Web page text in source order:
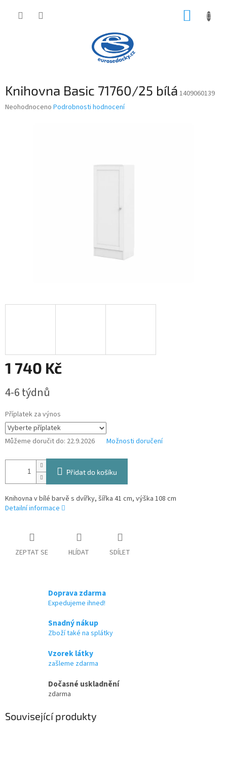
Knihovna Basic 71760/25 bílá 1409060139
Průměrné
Neohodnoceno Podrobnosti hodnocení
1 740 Kč
cena:
4-6 týdnů
Příplatek za výnos
Můžeme doručit do: 22.9.2026 Možnosti doručení
Přidat do košíku
Knihovna v bílé barvě s dvířky, šířka 41 cm, výška 108 cm
Detailní informace
ZEPTAT SE HLÍDAT SDÍLET
Doprava zdarma
Expedujeme ihned!
Snadný nákup
Zboží také na splátky
Vzorek látky
zašleme zdarma
Dočasné uskladnění
zdarma
Související produkty